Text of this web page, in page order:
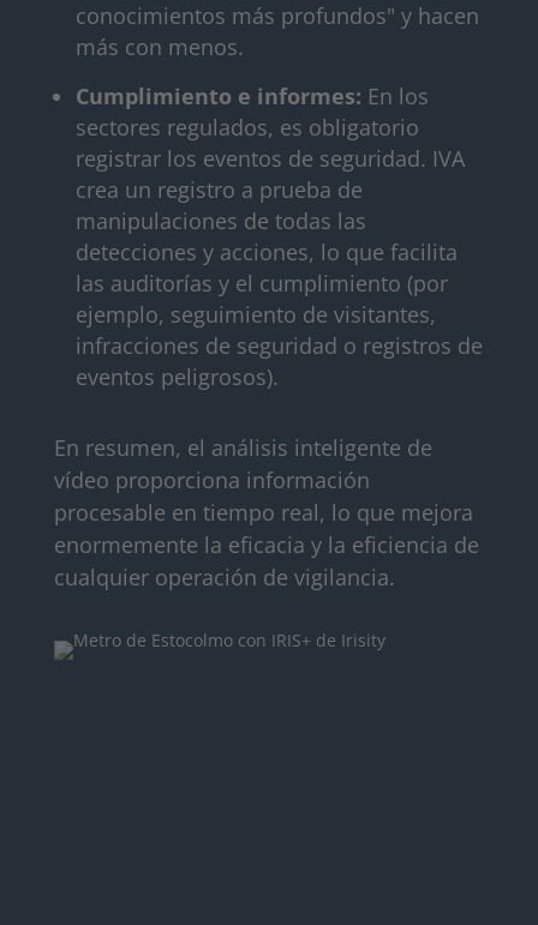
conocimientos más profundos" y hacen
más con menos.
Cumplimiento e informes: En los
sectores regulados, es obligatorio
registrar los eventos de seguridad. IVA
crea un registro a prueba de
manipulaciones de todas las
detecciones y acciones, lo que facilita
las auditorías y el cumplimiento (por
ejemplo, seguimiento de visitantes,
infracciones de seguridad o registros de
eventos peligrosos).
En resumen, el análisis inteligente de
vídeo proporciona información
procesable en tiempo real, lo que mejora
enormemente la eficacia y la eficiencia de
cualquier operación de vigilancia.